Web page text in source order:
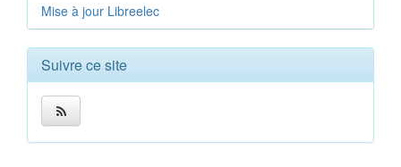
Mise à jour Libreelec
Suivre ce site